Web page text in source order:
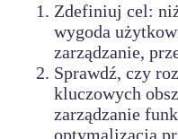
Zdefiniuj cel:
wygoda
zarządzanie,
Sprawdź, czy
kluczowych
zarządzanie
optymalizacja